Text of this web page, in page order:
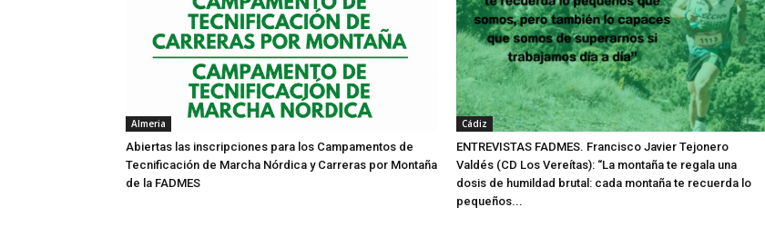
Almeria
Abiertas las inscripciones para los Campamentos de
Tecnificación de Marcha Nórdica y Carreras por Montaña
de la FADMES
Cádiz
ENTREVISTAS FADMES. Francisco Javier Tejonero
Valdés (CD Los Vereítas): “La montaña te regala una
dosis de humildad brutal: cada montaña te recuerda lo
pequeños...